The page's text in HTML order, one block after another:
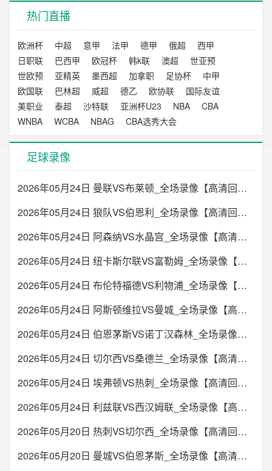
热门直播
欧洲杯 中超 意甲 法甲 德甲 俄超
西甲
日职联
巴西甲 欧冠杯 韩k联 澳超
世亚预
世欧预
亚精英 墨西超 加拿职 足协杯
中甲
欧国联
巴林超 威超 德乙 欧协联
国际友谊
美职业
泰超 沙特联 亚洲杯U23 NBA
CBA
WNBA
WCBA NBAG CBA选秀大会
足球录像
2026年05月24日 曼联VS布莱顿_全场录像【高清回放】
2026年05月24日 狼队VS伯恩利_全场录像【高清回放】
2026年05月24日 阿森纳VS水晶宫_全场录像【高清回放】
2026年05月24日 纽卡斯尔联VS富勒姆_全场录像【高清回放】
2026年05月24日 布伦特福德VS利物浦_全场录像【高清回放】
2026年05月24日 阿斯顿维拉VS曼城_全场录像【高清回放】
2026年05月24日 伯恩茅斯VS诺丁汉森林_全场录像【高清回放】
2026年05月24日 切尔西VS桑德兰_全场录像【高清回放】
2026年05月24日 埃弗顿VS热刺_全场录像【高清回放】
2026年05月24日 利兹联VS西汉姆联_全场录像【高清回放】
2026年05月20日 热刺VS切尔西_全场录像【高清回放】
2026年05月20日 曼城VS伯恩茅斯_全场录像【高清回放】